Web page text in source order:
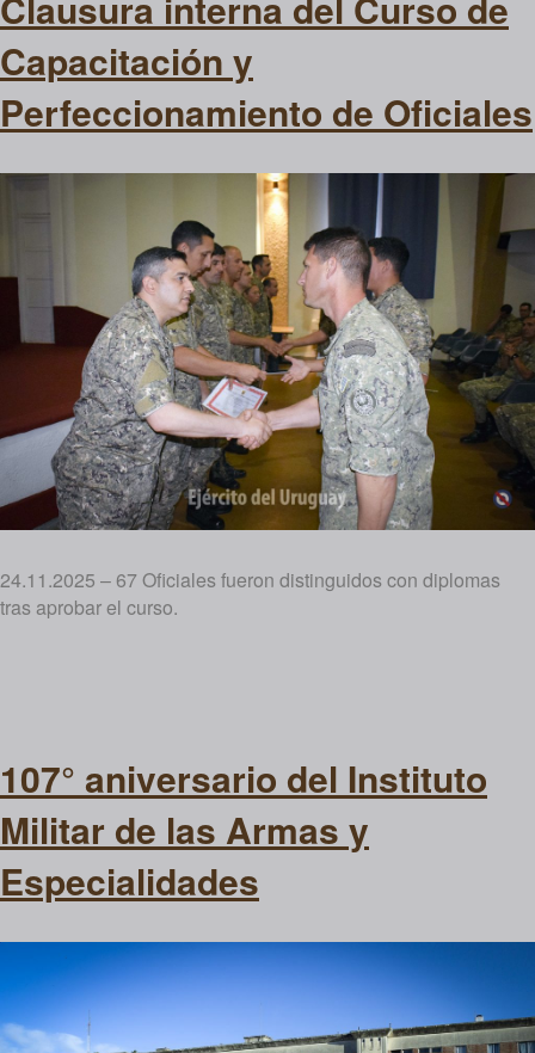
Capacitación y
Perfeccionamiento de Oficiales
24.11.2025 – 67 Oficiales fueron distinguidos con diplomas
tras aprobar el curso.
107° aniversario del Instituto
Militar de las Armas y
Especialidades